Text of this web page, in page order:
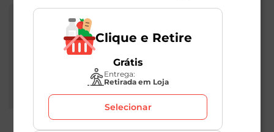
Clique e Retire
Grátis
Entrega:
Retirada em Loja
Selecionar